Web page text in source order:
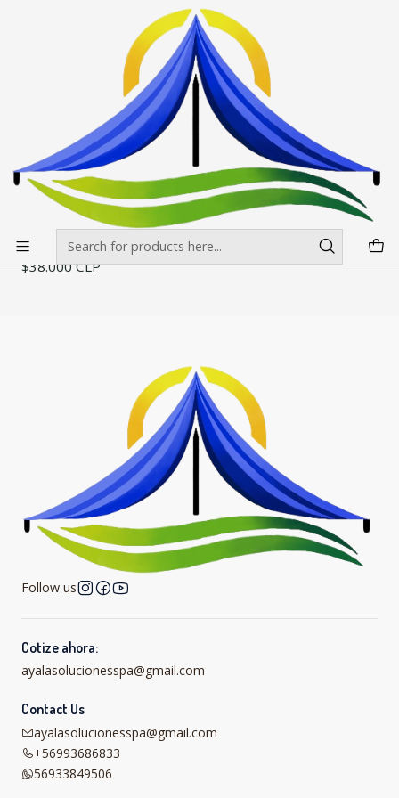
Envíos gratis desde $500.000 en Santiago
Impresiones Toldos
Paredes 2x2 y 3x3 mt (1m2 aprox.)
Paredes 2x2 y 3x3 mt (1m2 aprox.)
Filters
Confeccion Nacional
Impresiones en Laterales 1 m2
$38.000 CLP
Follow us
Cotize ahora:
ayalasolucionesspa@gmail.com
Contact Us
ayalasolucionesspa@gmail.com
+56993686833
56933849506